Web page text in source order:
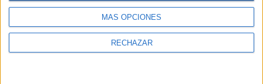
MÁS OPCIONES
RECHAZAR